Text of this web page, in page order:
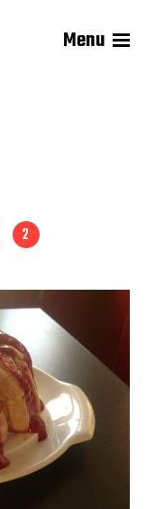
Menu
2